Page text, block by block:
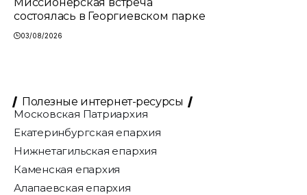
состоялась в Георгиевском парке
03/08/2026
Полезные интернет-ресурсы
Московская Патриархия
Екатеринбургская епархия
Нижнетагильская епархия
Каменская епархия
Алапаевская епархия